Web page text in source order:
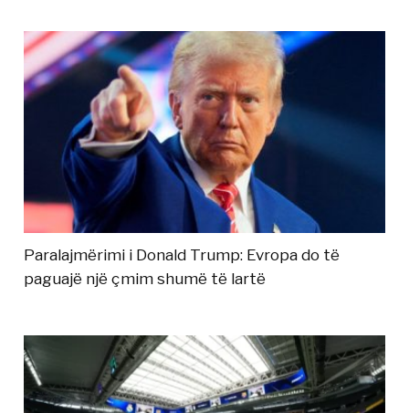
Paralajmërimi i Donald Trump: Evropa do të
paguajë një çmim shumë të lartë